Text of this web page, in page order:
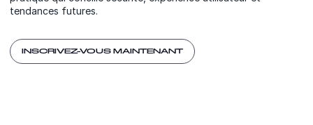
tendances futures.
INSCRIVEZ-VOUS MAINTENANT